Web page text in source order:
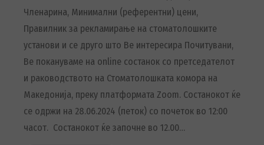
Членарина, Минимални (референтни) цени,
Правилник за рекламирање на стоматолошките
установи и се друго што Ве интересира Почитувани,
Ве покануваме на online состанок со претседателот
и раководството на Стоматолошката комора на
Македонија, преку платформата Zoom. Состанокот ќе
се одржи на 28.06.2024 (петок) со почеток во 12:00
часот. Состанокот ќе започне во 12.00…